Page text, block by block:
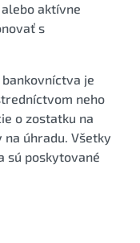
aktívne
s
je
neho
o zostatku na
úhradu. Všetky
sú poskytované